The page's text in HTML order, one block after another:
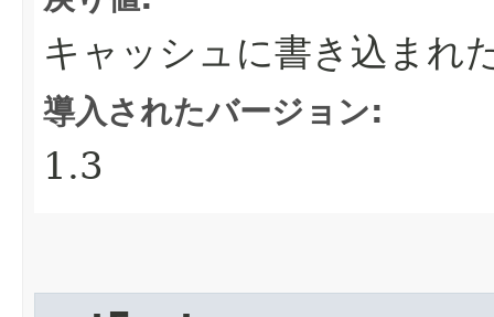
キャッシュに書き込まれ
導入されたバージョン:
1.3